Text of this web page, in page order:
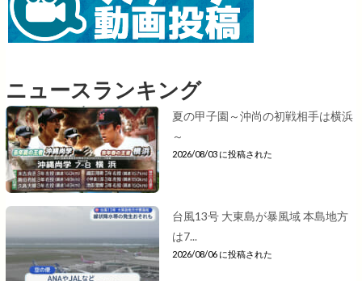
ニュースランキング
夏の甲子園～沖尚の初戦相手は横浜
～
2026/08/03 に投稿された
台風13号 大東島が暴風域 本島地方
は7...
2026/08/06 に投稿された